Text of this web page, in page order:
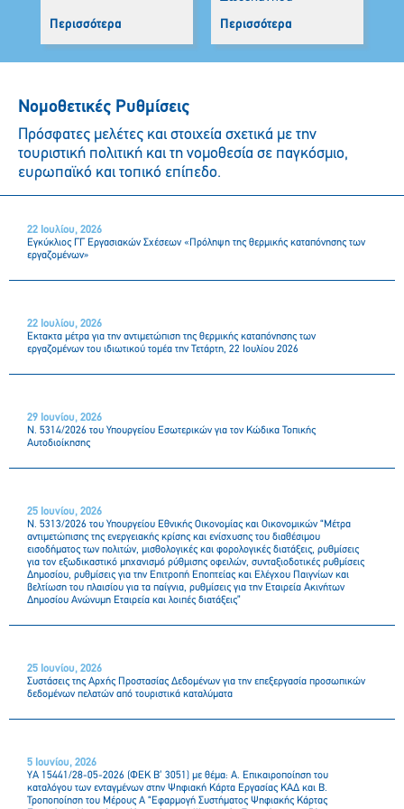
Περισσότερα
Περισσότερα
Νομοθετικές Ρυθμίσεις
Πρόσφατες μελέτες και στοιχεία σχετικά με την
τουριστική πολιτική και τη νομοθεσία σε παγκόσμιο,
ευρωπαϊκό και τοπικό επίπεδο.
22 Ιουλίου, 2026
Εγκύκλιος ΓΓ Εργασιακών Σχέσεων «Πρόληψη της θερμικής καταπόνησης των
εργαζομένων»
22 Ιουλίου, 2026
Έκτακτα μέτρα για την αντιμετώπιση της θερμικής καταπόνησης των
εργαζομένων του ιδιωτικού τομέα την Τετάρτη, 22 Ιουλίου 2026
29 Ιουνίου, 2026
Ν. 5314/2026 του Υπουργείου Εσωτερικών για τον Κώδικα Τοπικής
Αυτοδιοίκησης
25 Ιουνίου, 2026
Ν. 5313/2026 του Υπουργείου Εθνικής Οικονομίας και Οικονομικών “Μέτρα
αντιμετώπισης της ενεργειακής κρίσης και ενίσχυσης του διαθέσιμου
εισοδήματος των πολιτών, μισθολογικές και φορολογικές διατάξεις, ρυθμίσεις
για τον εξωδικαστικό μηχανισμό ρύθμισης οφειλών, συνταξιοδοτικές ρυθμίσεις
Δημοσίου, ρυθμίσεις για την Επιτροπή Εποπτείας και Ελέγχου Παιγνίων και
βελτίωση του πλαισίου για τα παίγνια, ρυθμίσεις για την Εταιρεία Ακινήτων
Δημοσίου Ανώνυμη Εταιρεία και λοιπές διατάξεις”
25 Ιουνίου, 2026
Συστάσεις της Αρχής Προστασίας Δεδομένων για την επεξεργασία προσωπικών
δεδομένων πελατών από τουριστικά καταλύματα
5 Ιουνίου, 2026
YA 15441/28-05-2026 (ΦΕΚ Β’ 3051) με θέμα: Α. Επικαιροποίηση του
καταλόγου των ενταγμένων στην Ψηφιακή Κάρτα Εργασίας ΚΑΔ και Β.
Τροποποίηση του Μέρους Α “Εφαρμογή Συστήματος Ψηφιακής Κάρτας